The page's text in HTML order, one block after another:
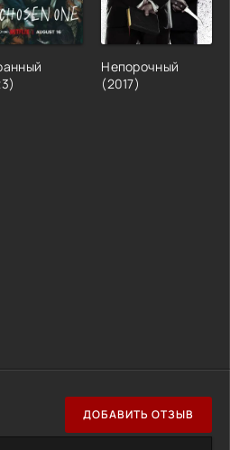
Непорочный
(2017)
ДОБАВИТЬ ОТЗЫВ